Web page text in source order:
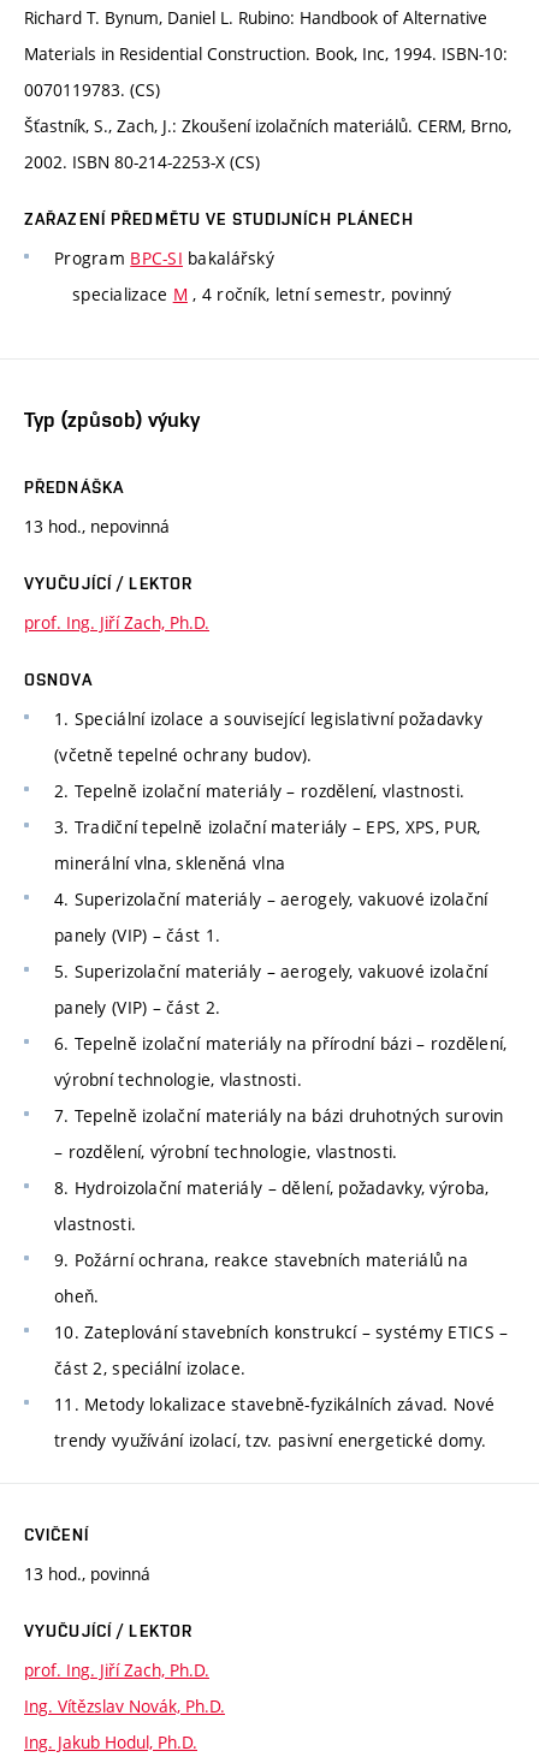
Richard T. Bynum, Daniel L. Rubino: Handbook of Alternative
Materials in Residential Construction. Book, Inc, 1994. ISBN-10:
0070119783. (CS)
Šťastník, S., Zach, J.: Zkoušení izolačních materiálů. CERM, Brno,
2002. ISBN 80-214-2253-X (CS)
ZAŘAZENÍ PŘEDMĚTU VE STUDIJNÍCH PLÁNECH
Program BPC-SI bakalářský
specializace M , 4 ročník, letní semestr, povinný
Typ (způsob) výuky
PŘEDNÁŠKA
13 hod., nepovinná
VYUČUJÍCÍ / LEKTOR
prof. Ing. Jiří Zach, Ph.D.
OSNOVA
1. Speciální izolace a související legislativní požadavky
(včetně tepelné ochrany budov).
2. Tepelně izolační materiály – rozdělení, vlastnosti.
3. Tradiční tepelně izolační materiály – EPS, XPS, PUR,
minerální vlna, skleněná vlna
4. Superizolační materiály – aerogely, vakuové izolační
panely (VIP) – část 1.
5. Superizolační materiály – aerogely, vakuové izolační
panely (VIP) – část 2.
6. Tepelně izolační materiály na přírodní bázi – rozdělení,
výrobní technologie, vlastnosti.
7. Tepelně izolační materiály na bázi druhotných surovin
– rozdělení, výrobní technologie, vlastnosti.
8. Hydroizolační materiály – dělení, požadavky, výroba,
vlastnosti.
9. Požární ochrana, reakce stavebních materiálů na
oheň.
10. Zateplování stavebních konstrukcí – systémy ETICS –
část 2, speciální izolace.
11. Metody lokalizace stavebně-fyzikálních závad. Nové
trendy využívání izolací, tzv. pasivní energetické domy.
CVIČENÍ
13 hod., povinná
VYUČUJÍCÍ / LEKTOR
prof. Ing. Jiří Zach, Ph.D.
Ing. Vítězslav Novák, Ph.D.
Ing. Jakub Hodul, Ph.D.